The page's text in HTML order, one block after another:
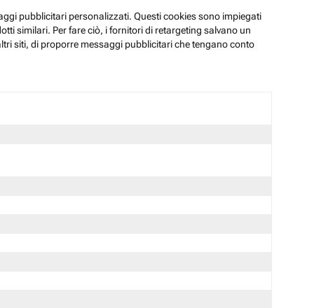
pubblicitari personalizzati. Questi cookies sono impiegati
similari. Per fare ciò, i fornitori di retargeting salvano un
siti, di proporre messaggi pubblicitari che tengano conto